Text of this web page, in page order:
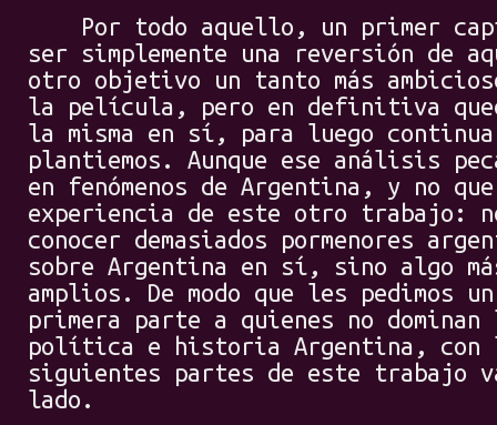
Por todo aquello, un primer
ser simplemente una reversión de
otro objetivo un tanto más
la película, pero en definitiva
la misma en sí, para luego
plantiemos. Aunque ese análisis
en fenómenos de Argentina, y no
experiencia de este otro trabajo:
conocer demasiados pormenores
sobre Argentina en sí, sino algo
amplios. De modo que les pedimos
primera parte a quienes no
política e historia Argentina, con
siguientes partes de este trabajo
lado.